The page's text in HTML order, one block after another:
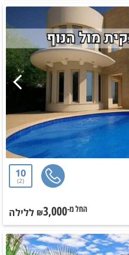
10
2
החל מ-₪3,000 ללילה